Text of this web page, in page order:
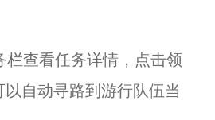
查看任务详情，点击领
以自动寻路到游行队伍当